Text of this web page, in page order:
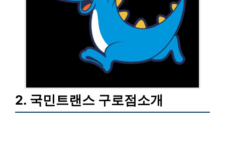
2. 국민트랜스 구로점소개